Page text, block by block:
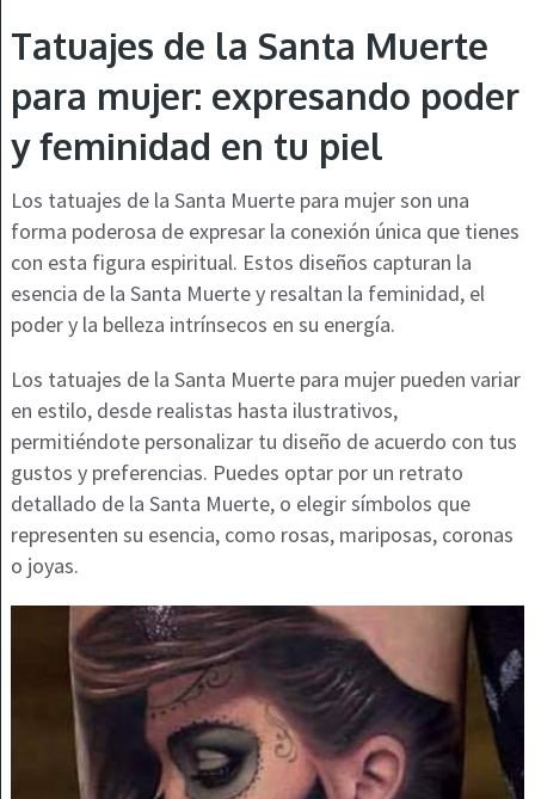
Tatuajes de la Santa Muerte
para mujer: expresando poder
y feminidad en tu piel
Los tatuajes de la Santa Muerte para mujer son una
forma poderosa de expresar la conexión única que tienes
con esta figura espiritual. Estos diseños capturan la
esencia de la Santa Muerte y resaltan la feminidad, el
poder y la belleza intrínsecos en su energía.
Los tatuajes de la Santa Muerte para mujer pueden variar
en estilo, desde realistas hasta ilustrativos,
permitiéndote personalizar tu diseño de acuerdo con tus
gustos y preferencias. Puedes optar por un retrato
detallado de la Santa Muerte, o elegir símbolos que
representen su esencia, como rosas, mariposas, coronas
o joyas.